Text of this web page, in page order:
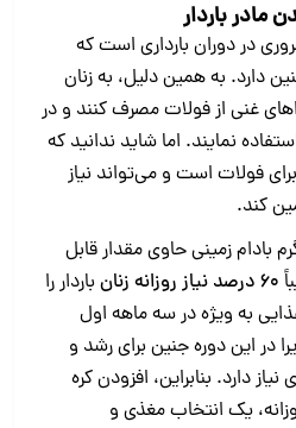
مادر باردار
در دوران بارداری است که
دارد. به همین دلیل، به زنان
غنی از فولات مصرف کنند و در
نمایند. اما شاید ندانید که
فولات است و می‌تواند نیاز
کند.
گفته متخصصان، ۱۰۰ گرم بادام زمینی حاوی مقدار قابل‌
۶۰ درصد نیاز روزانه زنان
باردار را
به‌ ویژه در سه‌ ماهه اول
در این دوره جنین برای رشد و
دارد. بنابراین، افزودن کره
یک انتخاب مغذی و